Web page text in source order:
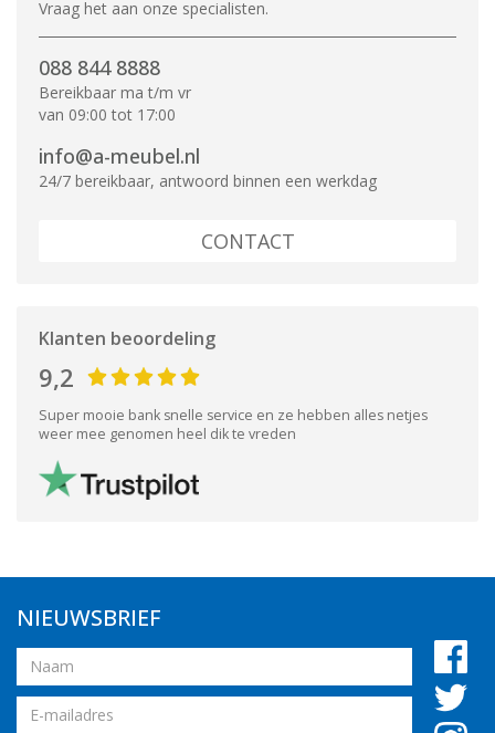
Vraag het aan onze specialisten.
088 844 8888
Bereikbaar ma t/m vr
van 09:00 tot 17:00
info@a-meubel.nl
24/7 bereikbaar, antwoord binnen een werkdag
CONTACT
Klanten beoordeling
9,2
Super mooie bank snelle service en ze hebben alles netjes
weer mee genomen heel dik te vreden
NIEUWSBRIEF
Naam
Email